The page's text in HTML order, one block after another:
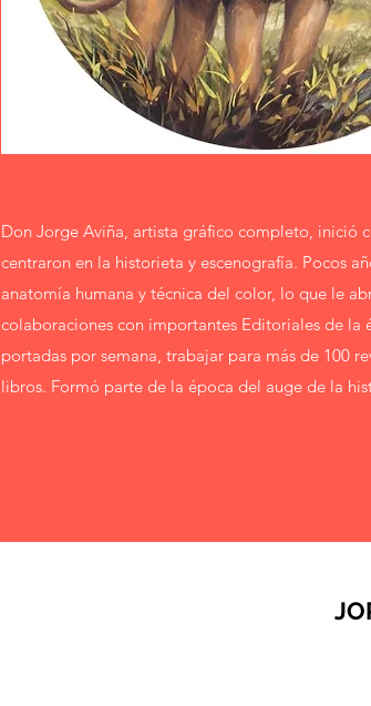
Don Jorge Aviña, artista gráfico completo, inició
centraron en la historieta y escenografía. Pocos
anatomía humana y técnica del color, lo que le
colaboraciones con importantes Editoriales de la
portadas por semana, trabajar para más de 100
libros. Formó parte de la época del auge de la